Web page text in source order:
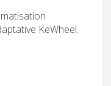
KeWheel.